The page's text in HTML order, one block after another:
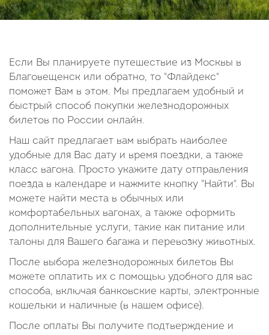
Если Вы планируете путешествие из Москвы в
Благовещенск или обратно, то "Флайдекс"
поможет Вам в этом. Мы предлагаем удобный и
быстрый способ покупки железнодорожных
билетов по России онлайн.
Наш сайт предлагает вам выбрать наиболее
удобные для Вас дату и время поездки, а также
класс вагона. Просто укажите дату отправления
поезда в календаре и нажмите кнопку "Найти". Вы
можете найти места в обычных или
комфортабельных вагонах, а также оформить
дополнительные услуги, такие как питание или
талоны для Вашего багажа и перевозку животных.
После выбора железнодорожных билетов Вы
можете оплатить их с помощью удобного для вас
способа, включая банковские карты, электронные
кошельки и наличные (в нашем офисе).
После оплаты Вы получите подтверждение и
14
15 16 17 18 19
20
Октябрь 2026
5
6 7 8 9 10
11
12
13 14 15 16 17
18
19
20 21 22 23
31